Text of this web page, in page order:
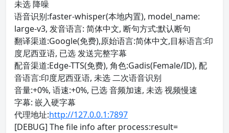
未选 降噪
语音识别:faster-whisper(本地内置), model_name:
large-v3, 发音语言: 简体中文, 断句方式:默认断句
翻译渠道:Google(免费),原始语言:简体中文,目标语言:印
度尼西亚语, 已选 发送完整字幕
配音渠道:Edge-TTS(免费), 角色:Gadis(Female/ID), 配
音语言:印度尼西亚语, 未选 二次语音识别
音量:+0%, 语速:+0%, 已选 音频加速, 未选 视频慢速
字幕: 嵌入硬字幕
代理地址:http://127.0.0.1:7897
[DEBUG] The file info after process:result=